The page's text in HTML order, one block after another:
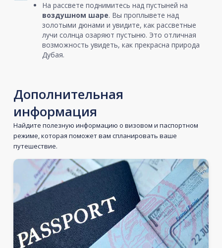
На рассвете поднимитесь над пустыней на
воздушном шаре. Вы проплывете над
золотыми дюнами и увидите, как рассветные
лучи солнца озаряют пустыню. Это отличная
возможность увидеть, как прекрасна природа
Дубая.
Дополнительная
информация
Найдите полезную информацию о визовом и паспортном
режиме, которая поможет вам спланировать ваше
путешествие.